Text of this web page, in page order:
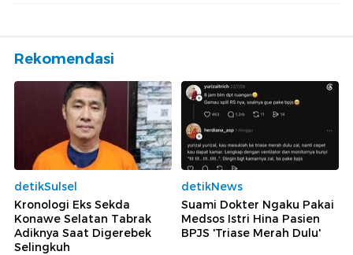
Rekomendasi
detikSulsel
Kronologi Eks Sekda
Konawe Selatan Tabrak
Adiknya Saat Digerebek
Selingkuh
detikNews
Suami Dokter Ngaku Pakai
Medsos Istri Hina Pasien
BPJS 'Triase Merah Dulu'